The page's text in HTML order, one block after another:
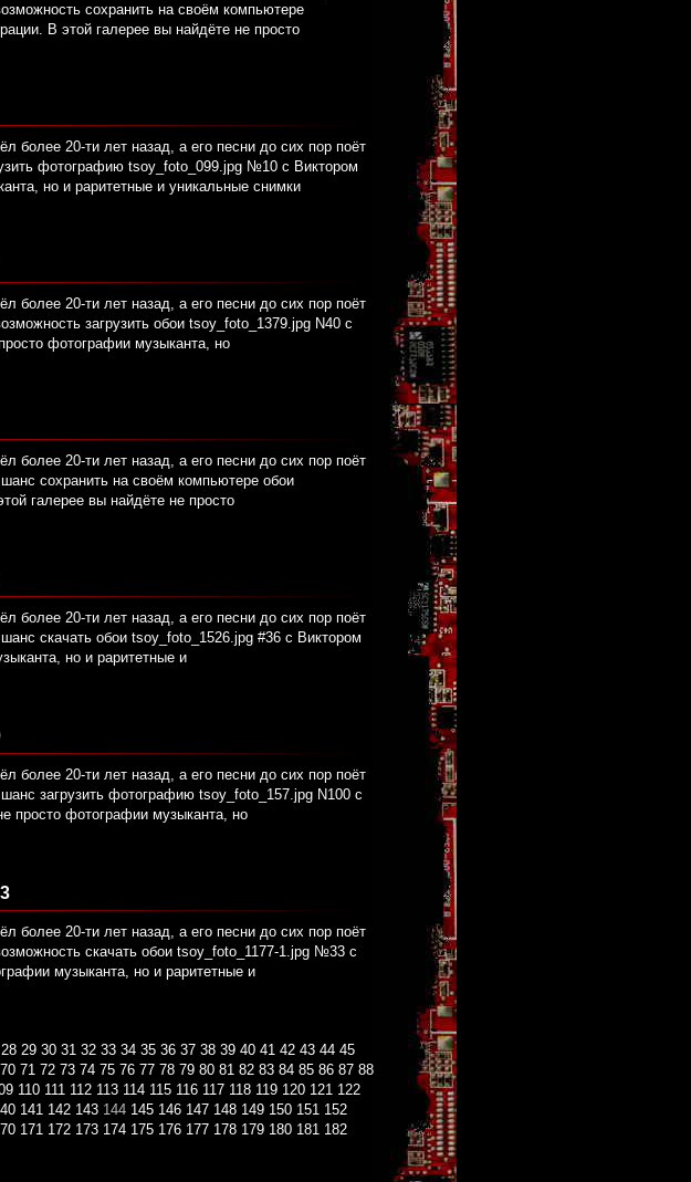
сохранить на своём компьютере
В этой галерее вы найдёте не просто
более 20-ти лет назад, а его песни до сих пор поёт
фотографию tsoy_foto_099.jpg №10 с Виктором
но и раритетные и уникальные снимки
более 20-ти лет назад, а его песни до сих пор поёт
загрузить обои tsoy_foto_1379.jpg N40 с
фотографии музыканта, но
более 20-ти лет назад, а его песни до сих пор поёт
сохранить на своём компьютере обои
галерее вы найдёте не просто
более 20-ти лет назад, а его песни до сих пор поёт
скачать обои tsoy_foto_1526.jpg #36 с Виктором
но и раритетные и
более 20-ти лет назад, а его песни до сих пор поёт
загрузить фотографию tsoy_foto_157.jpg N100 с
просто фотографии музыканта, но
более 20-ти лет назад, а его песни до сих пор поёт
скачать обои tsoy_foto_1177-1.jpg №33 с
музыканта, но и раритетные и
28 29 30 31 32 33 34 35 36 37 38 39 40 41 42 43 44 45
70 71 72 73 74 75 76 77 78 79 80 81 82 83 84 85 86 87 88
110 111 112 113 114 115 116 117 118 119 120 121 122
141 142 143 144 145 146 147 148 149 150 151 152
171 172 173 174 175 176 177 178 179 180 181 182